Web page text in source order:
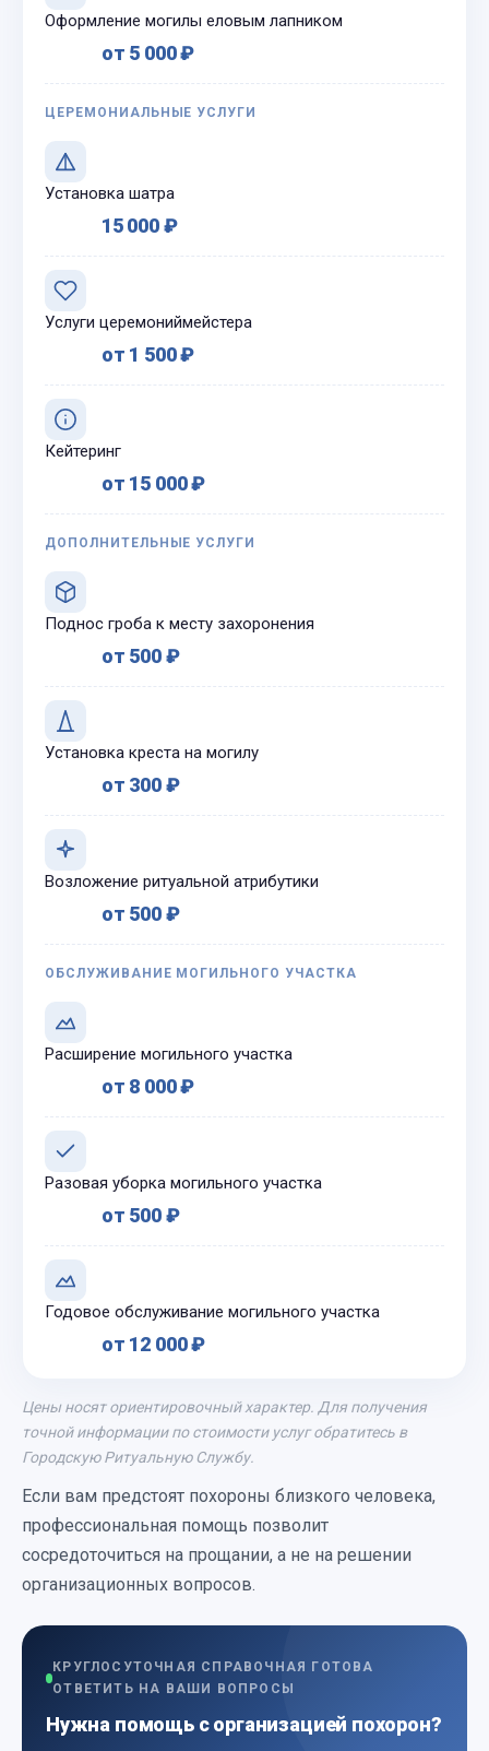
Оформление могилы еловым лапником
от 5 000 ₽
ЦЕРЕМОНИАЛЬНЫЕ УСЛУГИ
Установка шатра
15 000 ₽
Услуги церемониймейстера
от 1 500 ₽
Кейтеринг
от 15 000 ₽
ДОПОЛНИТЕЛЬНЫЕ УСЛУГИ
Поднос гроба к месту захоронения
от 500 ₽
Установка креста на могилу
от 300 ₽
Возложение ритуальной атрибутики
от 500 ₽
ОБСЛУЖИВАНИЕ МОГИЛЬНОГО УЧАСТКА
Расширение могильного участка
от 8 000 ₽
Разовая уборка могильного участка
от 500 ₽
Годовое обслуживание могильного участка
от 12 000 ₽
Цены носят ориентировочный характер. Для получения
точной информации по стоимости услуг обратитесь в
Городскую Ритуальную Службу.
Если вам предстоят похороны близкого человека,
профессиональная помощь позволит
сосредоточиться на прощании, а не на решении
организационных вопросов.
КРУГЛОСУТОЧНАЯ СПРАВОЧНАЯ ГОТОВА
ОТВЕТИТЬ НА ВАШИ ВОПРОСЫ
Нужна помощь с организацией похорон?